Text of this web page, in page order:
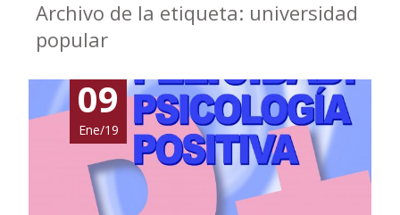
Archivo de la etiqueta: universidad
popular
09
Ene/19